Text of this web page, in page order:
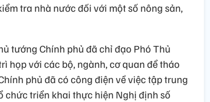
tra nhà nước đối với một số nông sản,
tướng Chính phủ đã chỉ đạo Phó Thủ
họp với các bộ, ngành, cơ quan để tháo
phủ đã có công điện về việc tập trung
chức triển khai thực hiện Nghị định số